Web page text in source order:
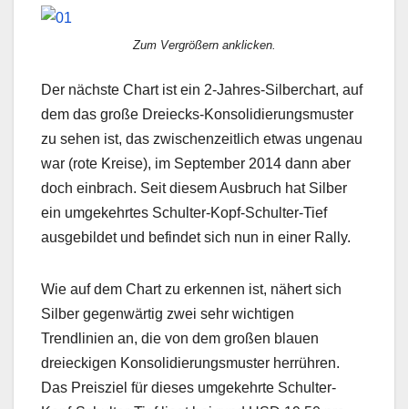
Zum Vergrößern anklicken.
Der nächste Chart ist ein 2-Jahres-Silberchart, auf
dem das große Dreiecks-Konsolidierungsmuster
zu sehen ist, das zwischenzeitlich etwas ungenau
war (rote Kreise), im September 2014 dann aber
doch einbrach. Seit diesem Ausbruch hat Silber
ein umgekehrtes Schulter-Kopf-Schulter-Tief
ausgebildet und befindet sich nun in einer Rally.
Wie auf dem Chart zu erkennen ist, nähert sich
Silber gegenwärtig zwei sehr wichtigen
Trendlinien an, die von dem großen blauen
dreieckigen Konsolidierungsmuster herrühren.
Das Preisziel für dieses umgekehrte Schulter-